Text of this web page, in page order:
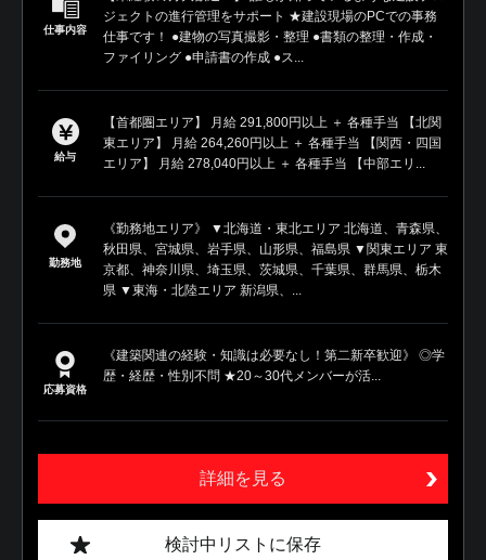
仕事内容
ジェクトの進行管理をサポート ★建設現場のPCでの事務
仕事です！ ●建物の写真撮影・整理 ●書類の整理・作成・
ファイリング ●申請書の作成 ●ス...
給与
【首都圏エリア】 月給 291,800円以上 ＋ 各種手当 【北関
東エリア】 月給 264,260円以上 ＋ 各種手当 【関西・四国
エリア】 月給 278,040円以上 ＋ 各種手当 【中部エリ...
勤務地
《勤務地エリア》 ▼北海道・東北エリア 北海道、青森県、
秋田県、宮城県、岩手県、山形県、福島県 ▼関東エリア 東
京都、神奈川県、埼玉県、茨城県、千葉県、群馬県、栃木
県 ▼東海・北陸エリア 新潟県、...
応募資格
《建築関連の経験・知識は必要なし！第二新卒歓迎》 ◎学
歴・経歴・性別不問 ★20～30代メンバーが活...
詳細を見る
検討中リストに保存